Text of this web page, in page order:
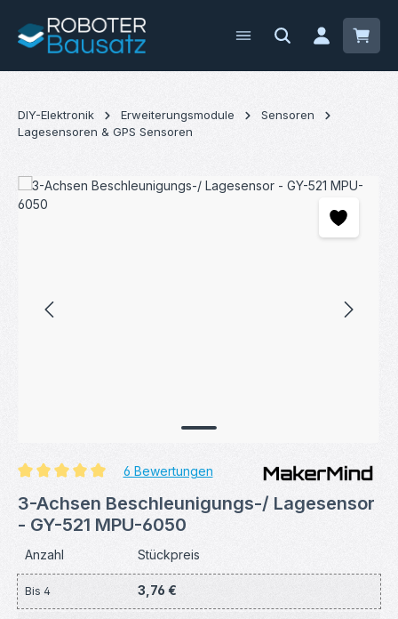
Zum Hauptinhalt springen
DIY-Elektronik Erweiterungsmodule
Sensoren
Lagesensoren & GPS Sensoren
Bildergalerie überspringen
6 Bewertungen
3-Achsen Beschleunigungs-/ Lagesensor
- GY-521 MPU-6050
Anzahl Stückpreis
Bis 4 3,76 €